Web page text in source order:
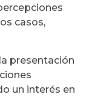
casos,
presentación
un interés en